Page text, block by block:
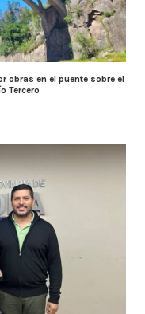
obras en el puente sobre el
Tercero